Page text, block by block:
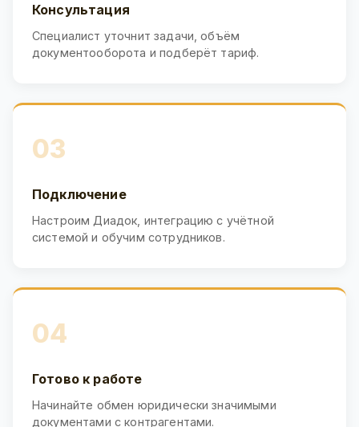
Консультация
Специалист уточнит задачи, объём
документооборота и подберёт тариф.
03
Подключение
Настроим Диадок, интеграцию с учётной
системой и обучим сотрудников.
04
Готово к работе
Начинайте обмен юридически значимыми
документами с контрагентами.